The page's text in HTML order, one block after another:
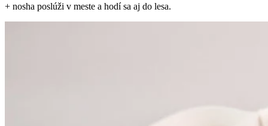
+ nosha poslúži v meste a hodí sa aj do lesa.